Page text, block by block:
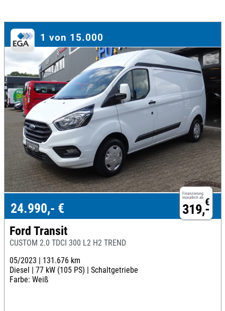
1 von 15.000
Finanzierung
monatlich ab €
319,-
24.990,- €
Ford Transit
CUSTOM 2.0 TDCI 300 L2 H2 TREND
05/2023 | 131.676 km
Diesel | 77 kW (105 PS) | Schaltgetriebe
Farbe: Weiß